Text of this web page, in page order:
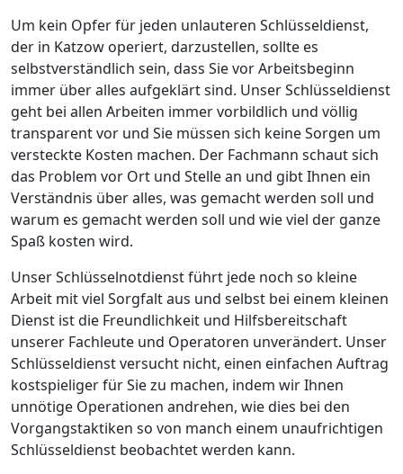
Um kein Opfer für jeden unlauteren Schlüsseldienst,
der in Katzow operiert, darzustellen, sollte es
selbstverständlich sein, dass Sie vor Arbeitsbeginn
immer über alles aufgeklärt sind. Unser Schlüsseldienst
geht bei allen Arbeiten immer vorbildlich und völlig
transparent vor und Sie müssen sich keine Sorgen um
versteckte Kosten machen. Der Fachmann schaut sich
das Problem vor Ort und Stelle an und gibt Ihnen ein
Verständnis über alles, was gemacht werden soll und
warum es gemacht werden soll und wie viel der ganze
Spaß kosten wird.
Unser Schlüsselnotdienst führt jede noch so kleine
Arbeit mit viel Sorgfalt aus und selbst bei einem kleinen
Dienst ist die Freundlichkeit und Hilfsbereitschaft
unserer Fachleute und Operatoren unverändert. Unser
Schlüsseldienst versucht nicht, einen einfachen Auftrag
kostspieliger für Sie zu machen, indem wir Ihnen
unnötige Operationen andrehen, wie dies bei den
Vorgangstaktiken so von manch einem unaufrichtigen
Schlüsseldienst beobachtet werden kann.